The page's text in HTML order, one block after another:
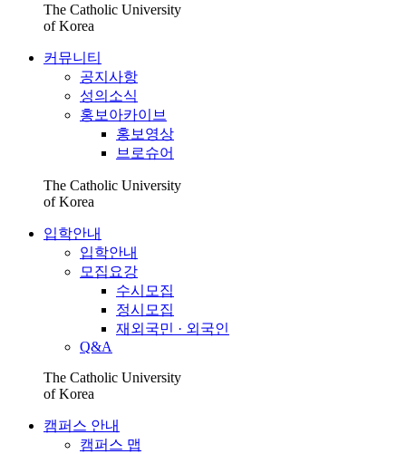
The Catholic University
of Korea
커뮤니티
공지사항
성의소식
홍보아카이브
홍보영상
브로슈어
The Catholic University
of Korea
입학안내
입학안내
모집요강
수시모집
정시모집
재외국민 · 외국인
Q&A
The Catholic University
of Korea
캠퍼스 안내
캠퍼스 맵